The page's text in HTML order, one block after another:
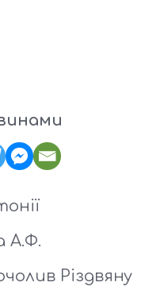
А.Ф.
Різдвяну